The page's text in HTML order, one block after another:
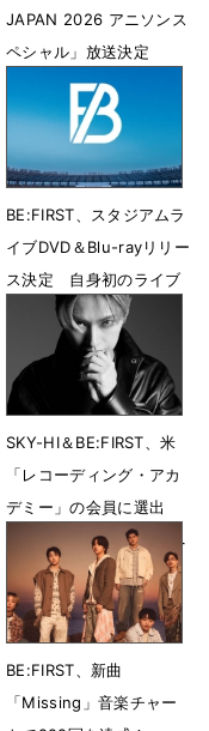
JAPAN 2026 アニソンス
ペシャル」放送決定
7月27日 12時34分
BE:FIRST、スタジアムラ
イブDVD＆Blu-rayリリー
ス決定 自身初のライブ
音源CDも収録
7月21日 13時56分
SKY-HI＆BE:FIRST、米
「レコーディング・アカ
デミー」の会員に選出
「第69回グラミー賞」へ
の投票および出席資格を
獲得
7月16日 10時04分
BE:FIRST、新曲
「Missing」音楽チャー